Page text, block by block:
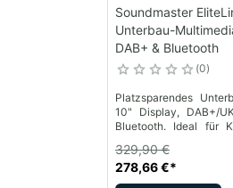
Soundmaster
Unterbau-
DAB+ & Bluetooth
0
Platzsparendes
10" Display, DAB+/
Bluetooth. Ideal für
278,66 €*
329,90 €